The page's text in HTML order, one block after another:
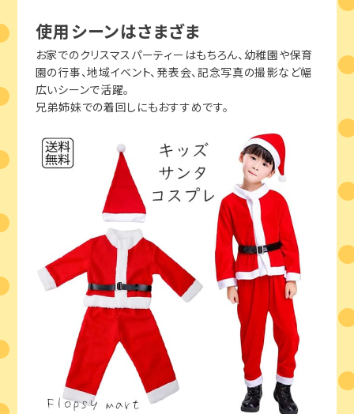
使用シーンはさまざま
お家でのクリスマスパーティーはもちろん、幼稚園や保育
園の行事、地域イベント、発表会、記念写真の撮影など幅
広いシーンで活躍。
兄弟姉妹での着回しにもおすすめです。